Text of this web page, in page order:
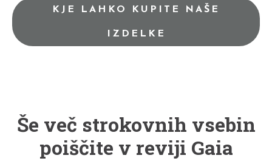
KJE LAHKO KUPITE NAŠE
IZDELKE
Še več strokovnih vsebin
poiščite v reviji Gaia